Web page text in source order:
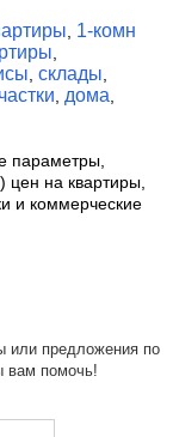
, 1-комн
,
, склады,
, дома,
параметры,
цен на квартиры,
и коммерческие
или предложения по
вам помочь!